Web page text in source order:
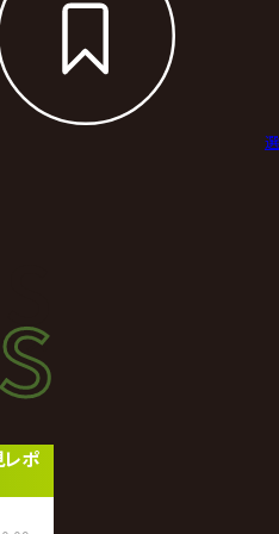
ス
レポ